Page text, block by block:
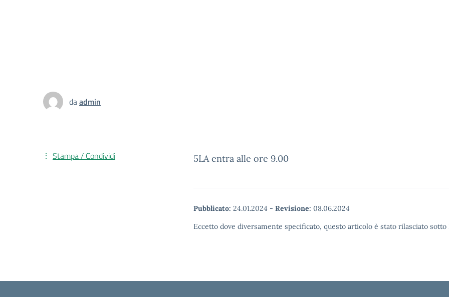
daadmin
5LA entra alle ore 9.00
Pubblicato: 24.01.2024 - Revisione: 08.06.2024
Eccetto dove diversamente specificato, questo articolo è stato rilasciato
Stampa / Condividi